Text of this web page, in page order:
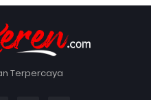
Terpercaya